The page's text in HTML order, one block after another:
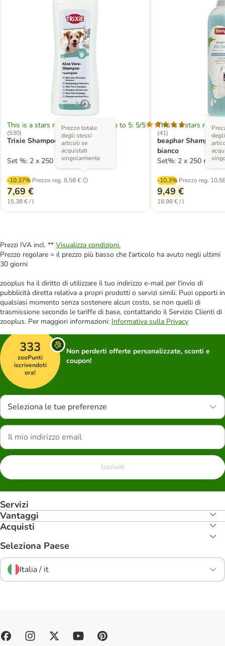
This is a stars rating area from zero to 5: 5/5
(530)
Trixie Shampoo all'Aloe Vera
Set %: 2 x 250 ml
-10.37% Prezzo reg. 8,58 €
Prezzo totale
degli stessi
articoli se
acquistati
singolarmente
7,69 €
15,38 € / l
This is a stars rating
(41)
beaphar Shampoo
bianco
Set%: 2 x 250 ml
-10.3% Prezzo reg.
9,49 €
18,98 € / l
Prezzi IVA incl. ** Visualizza condizioni.
Prezzo regolare = il prezzo più basso che l'articolo ha avuto negli ultimi
30 giorni
zooplus ha il diritto di utilizzare il tuo indirizzo e-mail per l'invio di
pubblicità diretta relativa a propri prodotti o servizi simili. Puoi opporti in
qualsiasi momento senza sostenere alcun costo, se non quelli di
trasmissione secondo le tariffe di base, contattando il Servizio Clienti di
zooplus. Per maggiori informazioni: Informativa sulla Privacy
333
zooPunti
iscrivendoti
ora!
Non perderti offerte personalizzate, sconti e
coupon!
Seleziona le tue preferenze
Iscriviti
Servizi
Vantaggi
Acquisti
Seleziona Paese
Italia / it